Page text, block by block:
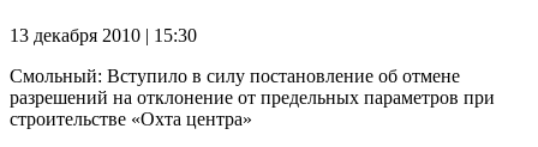
13 декабря 2010 | 15:30
Смольный: Вступило в силу постановление об отмене
разрешений на отклонение от предельных параметров при
строительстве «Охта центра»